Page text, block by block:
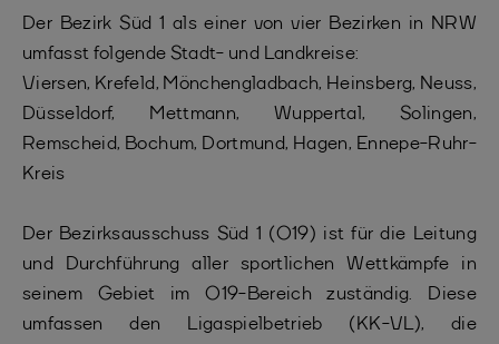
Der Bezirk Süd 1 als einer von vier Bezirken in NRW
umfasst folgende Stadt- und Landkreise:
Viersen, Krefeld, Mönchengladbach, Heinsberg, Neuss,
Düsseldorf, Mettmann, Wuppertal, Solingen,
Remscheid, Bochum, Dortmund, Hagen, Ennepe-Ruhr-
Kreis
Der Bezirksausschuss Süd 1 (O19) ist für die Leitung
und Durchführung aller sportlichen Wettkämpfe in
seinem Gebiet im O19-Bereich zuständig. Diese
umfassen den Ligaspielbetrieb (KK-VL), die